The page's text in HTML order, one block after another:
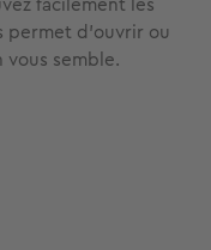
permet d’ouvrir ou
semble.